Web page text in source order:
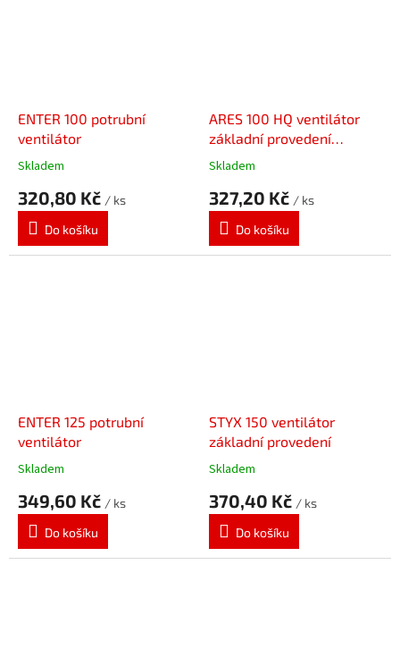
ENTER 100 potrubní
ventilátor
Skladem
320,80 Kč / ks
Do košíku
ARES 100 HQ ventilátor
základní provedení
kuličková ložiska
Skladem
327,20 Kč / ks
Do košíku
ENTER 125 potrubní
ventilátor
Skladem
349,60 Kč / ks
Do košíku
STYX 150 ventilátor
základní provedení
Skladem
370,40 Kč / ks
Do košíku